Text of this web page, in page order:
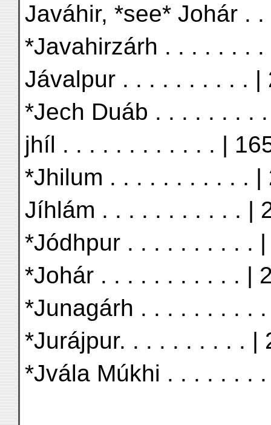
Javáhir, *see* Johár .
*Javahirzárh . . . . . . . .
Jávalpur . . . . . . . . . . |
*Jech Duáb . . . . . . . .
jhíl . . . . . . . . . . . . |
*Jhilum . . . . . . . . . . . |
Jíhlám . . . . . . . . . . . |
*Jódhpur . . . . . . . . . .
*Johár . . . . . . . . . . . |
*Junagárh . . . . . . . . .
*Jurájpur. . . . . . . . . . |
*Jvála Múkhi . . . . . . .